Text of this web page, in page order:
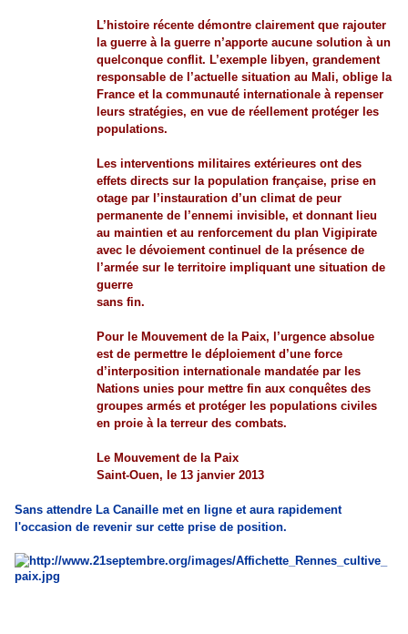
L’histoire récente démontre clairement que rajouter
la guerre à la guerre n’apporte aucune solution à un
quelconque conflit. L’exemple libyen, grandement
responsable de l’actuelle situation au Mali, oblige la
France et la communauté internationale à repenser
leurs stratégies, en vue de réellement protéger les
populations.
Les interventions militaires extérieures ont des
effets directs sur la population française, prise en
otage par l’instauration d’un climat de peur
permanente de l’ennemi invisible, et donnant lieu
au maintien et au renforcement du plan Vigipirate
avec le dévoiement continuel de la présence de
l’armée sur le territoire impliquant une situation de
guerre
sans fin.
Pour le Mouvement de la Paix, l’urgence absolue
est de permettre le déploiement d’une force
d’interposition internationale mandatée par les
Nations unies pour mettre fin aux conquêtes des
groupes armés et protéger les populations civiles
en proie à la terreur des combats.
Le Mouvement de la Paix
Saint-Ouen, le 13 janvier 2013
Sans attendre La Canaille met en ligne et aura rapidement
l'occasion de revenir sur cette prise de position.